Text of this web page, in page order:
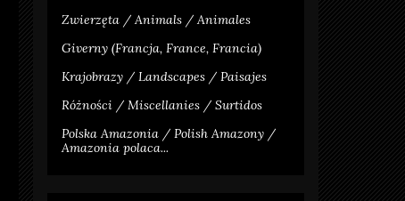
Zwierzęta / Animals / Animales
Giverny (Francja, France, Francia)
Krajobrazy / Landscapes / Paisajes
Różności / Miscellanies / Surtidos
Polska Amazonia / Polish Amazony /
Amazonia polaca...